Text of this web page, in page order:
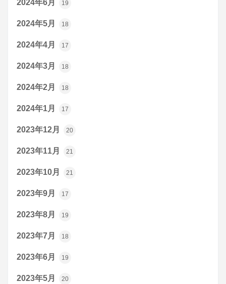
2024年6月 19
2024年5月 18
2024年4月 17
2024年3月 18
2024年2月 18
2024年1月 17
2023年12月 20
2023年11月 21
2023年10月 21
2023年9月 17
2023年8月 19
2023年7月 18
2023年6月 19
2023年5月 20